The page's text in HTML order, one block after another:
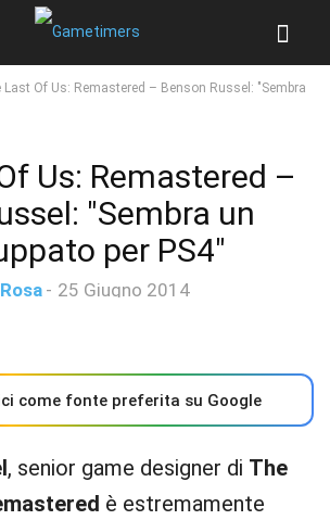
Last Of Us: Remastered – Benson Russel: "Sembra
Us: Remastered –
"Sembra un
per PS4"
- 25 Giugno 2014
come fonte preferita su Google
, senior game designer di The
è estremamente